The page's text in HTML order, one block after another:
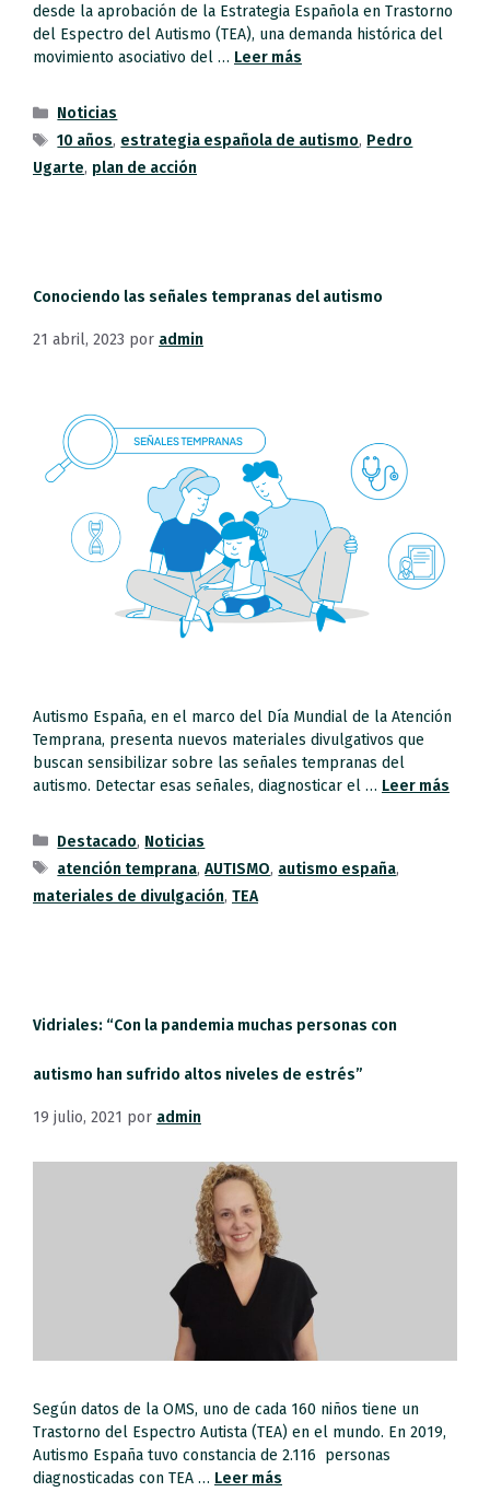
desde la aprobación de la Estrategia Española en Trastorno
del Espectro del Autismo (TEA), una demanda histórica del
movimiento asociativo del … Leer más
Noticias
10 años, estrategia española de autismo, Pedro
Ugarte, plan de acción
Conociendo las señales tempranas del autismo
21 abril, 2023 por admin
Autismo España, en el marco del Día Mundial de la Atención
Temprana, presenta nuevos materiales divulgativos que
buscan sensibilizar sobre las señales tempranas del
autismo. Detectar esas señales, diagnosticar el … Leer más
Destacado, Noticias
atención temprana,AUTISMO, autismo españa,
materiales de divulgación, TEA
Vidriales: “Con la pandemia muchas personas con
autismo han sufrido altos niveles de estrés”
19 julio, 2021 por admin
Según datos de la OMS, uno de cada 160 niños tiene un
Trastorno del Espectro Autista (TEA) en el mundo. En 2019,
Autismo España tuvo constancia de 2.116 personas
diagnosticadas con TEA … Leer más